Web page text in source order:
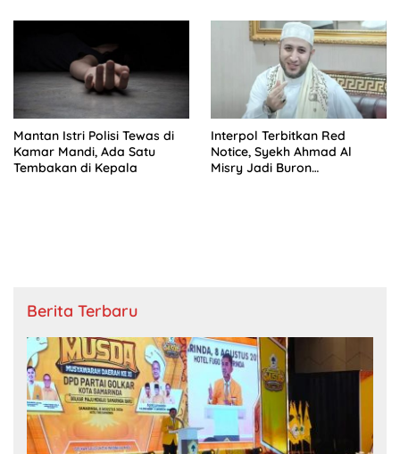
Mantan Istri Polisi Tewas di
Kamar Mandi, Ada Satu
Tembakan di Kepala
Interpol Terbitkan Red
Notice, Syekh Ahmad Al
Misry Jadi Buron
Berita Terbaru